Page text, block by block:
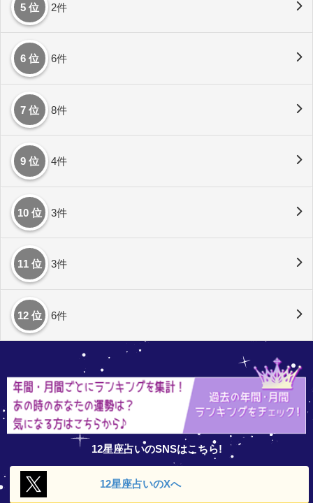
5 位 2件
6 位 6件
7 位 8件
9 位 4件
10 位 3件
11 位 3件
12 位 6件
12星座占いのSNSはこちら!
12星座占いのXへ